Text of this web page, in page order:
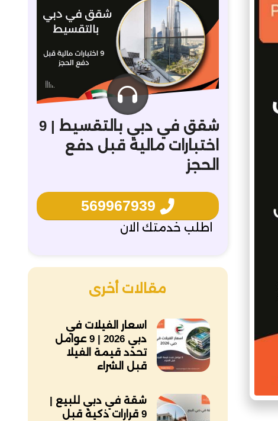
شقق في دبي بالتقسيط | 9
اختبارات مالية قبل دفع
الحجز
569967939
اطلب خدمتك الان
مقالات أخرى
اسعار الفيلات في
دبي 2026 | 9 عوامل
تحدد قيمة الفيلا
قبل الشراء
شقة في دبي للبيع |
9 قرارات ذكية قبل